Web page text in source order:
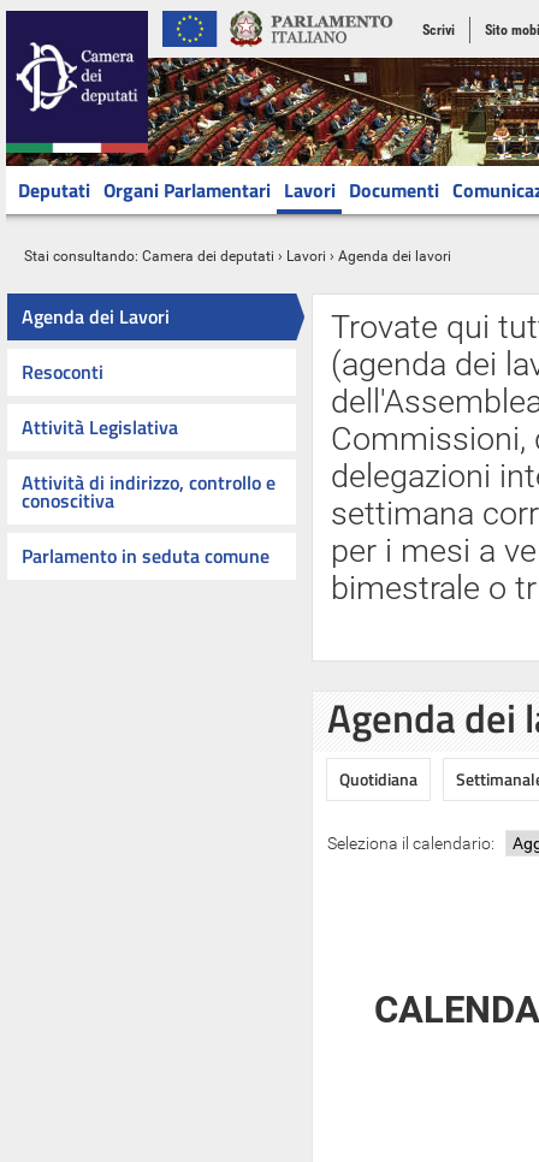
Scrivi Sito
Deputati Organi Parlamentari Lavori Documenti
Stai consultando: Camera dei deputati › Lavori › Agenda dei lavori
Agenda dei Lavori
Resoconti
Attività Legislativa
Attività di indirizzo, controllo e
conoscitiva
Parlamento in seduta comune
Trovate qui
(agenda dei
Commissioni,
delegazioni
settimana
per i mesi a
bimestrale o
Agenda dei
Quotidiana
Seleziona il calendario: